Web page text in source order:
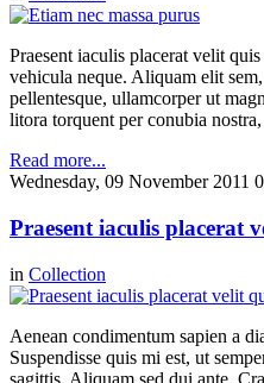
Praesent iaculis placerat velit
vehicula neque. Aliquam elit
pellentesque, ullamcorper ut
litora torquent per conubia
Read more...
Wednesday, 09 November 2011
Praesent iaculis placerat
in Collection
Aenean condimentum sapien a
Suspendisse quis mi est, ut
sagittis. Aliquam sed dui ante.